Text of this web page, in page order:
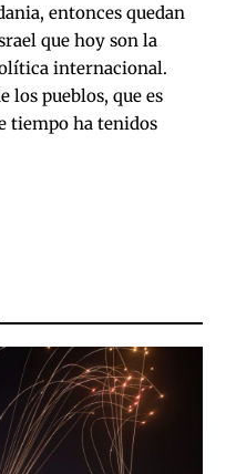
entonces quedan
que hoy son la
internacional.
los pueblos, que es
tiempo ha tenidos